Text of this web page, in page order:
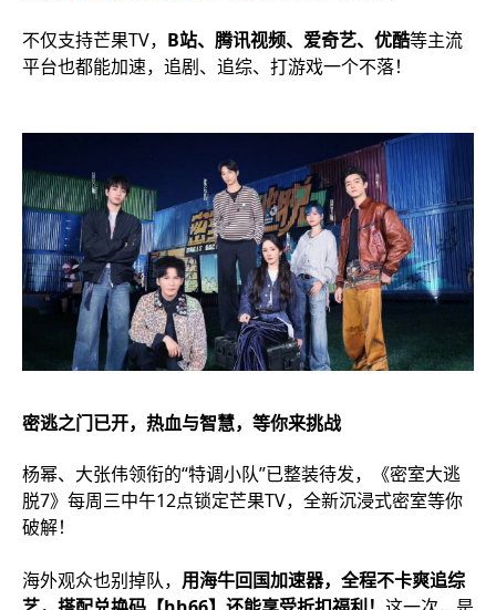
不仅支持芒果TV， B站、腾讯视频、爱奇艺、优酷等主流
平台也都能加速，追剧、追综、打游戏一个不落！
密逃之门已开，热血与智慧，等你来挑战
杨幂、大张伟领衔的“特调小队”已整装待发，《密室大逃
脱7》每周三中午12点锁定芒果TV，全新沉浸式密室等你
破解！
海外观众也别掉队， 用海牛回国加速器，全程不卡爽追综